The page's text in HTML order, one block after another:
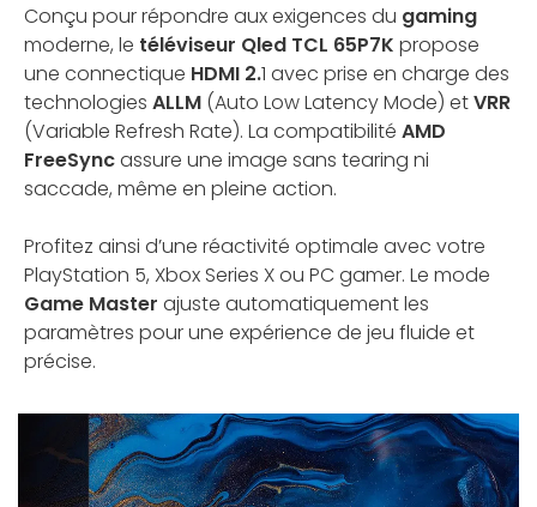
Conçu pour répondre aux exigences du gaming
moderne, le téléviseur Qled TCL 65P7K propose
une connectique HDMI 2.1 avec prise en charge des
technologies ALLM (Auto Low Latency Mode) etVRR
(Variable Refresh Rate). La compatibilité AMD
FreeSyncassure une image sans tearing ni
saccade, même en pleine action.
Profitez ainsi d’une réactivité optimale avec votre
PlayStation 5, Xbox Series X ou PC gamer. Le mode
Game Master ajuste automatiquement les
paramètres pour une expérience de jeu fluide et
précise.